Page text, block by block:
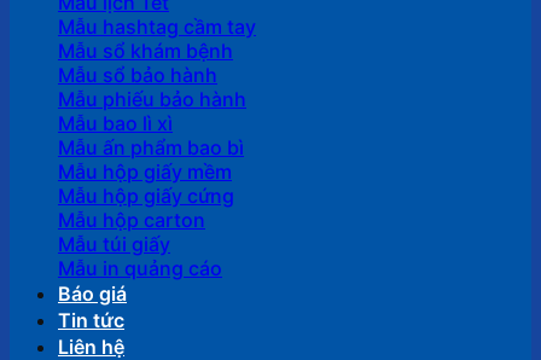
Mẫu hashtag cầm tay
Mẫu sổ khám bệnh
Mẫu sổ bảo hành
Mẫu phiếu bảo hành
Mẫu bao lì xì
Mẫu ấn phẩm bao bì
Mẫu hộp giấy mềm
Mẫu hộp giấy cứng
Mẫu hộp carton
Mẫu túi giấy
Mẫu in quảng cáo
Báo giá
Tin tức
Liên hệ